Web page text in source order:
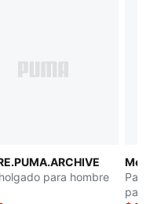
para hombre